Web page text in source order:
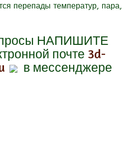
перепады температур, пара,
НАПИШИТЕ
почте 3d-
в мессенджере